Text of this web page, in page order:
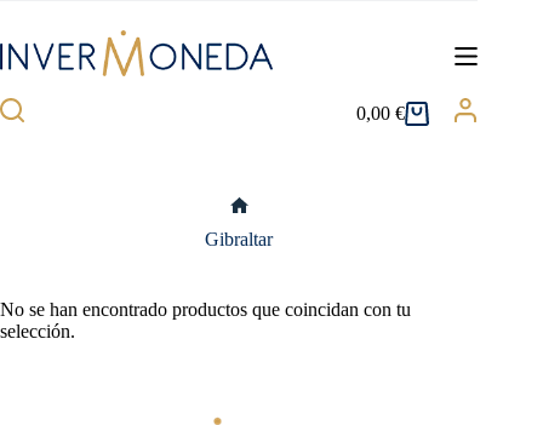
contenido
Carro
0,00€
Gibraltar
No se han encontrado productos que coincidan con tu
selección.